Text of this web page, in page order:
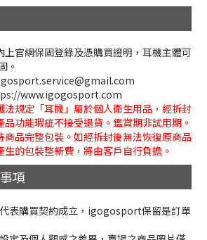
上官網保固登錄及憑購買證明，耳機主體可
。
www.igogosport.com
法規定「耳機」屬於個人衛生用品，經拆封
品功能瑕疵不接受退貨。鑑賞期非試用期。
商品完整包裝。如經拆封後無法恢復原商品
生的包裝整新費，將由客戶自行負擔。
項
表購買契約成立，igogosport保留是訂單